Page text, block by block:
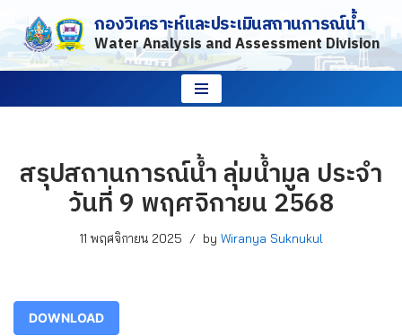
Skip
to
กองวิเคราะห์และประเมินสถานการณ์น้ำ
Water Analysis and Assessment Division
สรุปสถานการณ์น้ำ ลุ่มน้ำมูล ประจำ
วันที่ 9 พฤศจิกายน 2568
11 พฤศจิกายน 2025 by Wiranya Suknukul
DOWNLOAD